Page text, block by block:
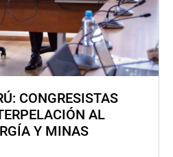
CONGRESISTAS
AL
Y MINAS